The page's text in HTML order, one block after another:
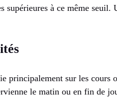
supérieures à ce même
principalement sur les cours
le matin ou en fin de